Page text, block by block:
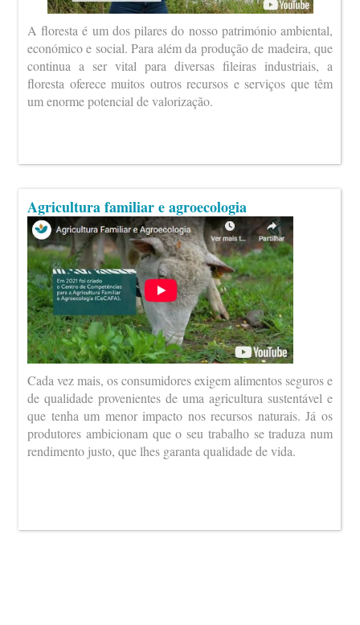
A floresta é um dos pilares do nosso património ambiental,
económico e social. Para além da produção de madeira, que
continua a ser vital para diversas fileiras industriais, a
floresta oferece muitos outros recursos e serviços que têm
um enorme potencial de valorização.
Agricultura familiar e agroecologia
Cada vez mais, os consumidores exigem alimentos seguros e
de qualidade provenientes de uma agricultura sustentável e
que tenha um menor impacto nos recursos naturais. Já os
produtores ambicionam que o seu trabalho se traduza num
rendimento justo, que lhes garanta qualidade de vida.